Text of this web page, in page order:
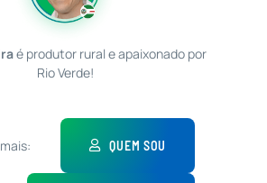
é produtor rural e apaixonado por
Rio Verde!
QUEM SOU